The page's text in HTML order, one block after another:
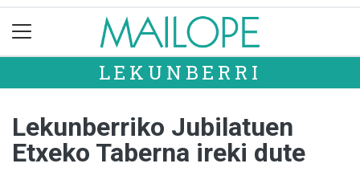
LEKUNBERRI
Lekunberriko Jubilatuen
Etxeko Taberna ireki dute